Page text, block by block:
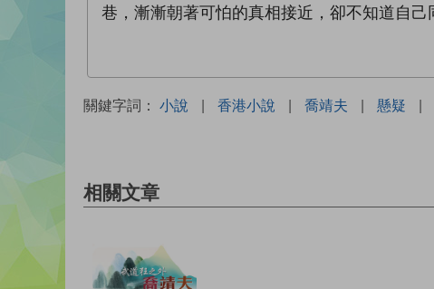
巷，漸漸朝著可怕的真相接近，卻不知道自
關鍵字詞： 小說 | 香港小說 | 喬靖夫 | 懸疑 |
相關文章